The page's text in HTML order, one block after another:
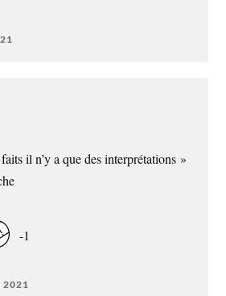
il n’y a que des interprétations »
-1
2021